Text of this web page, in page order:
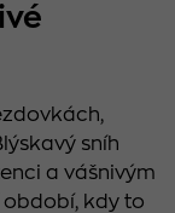
sníh
a vášnivým
období, kdy to